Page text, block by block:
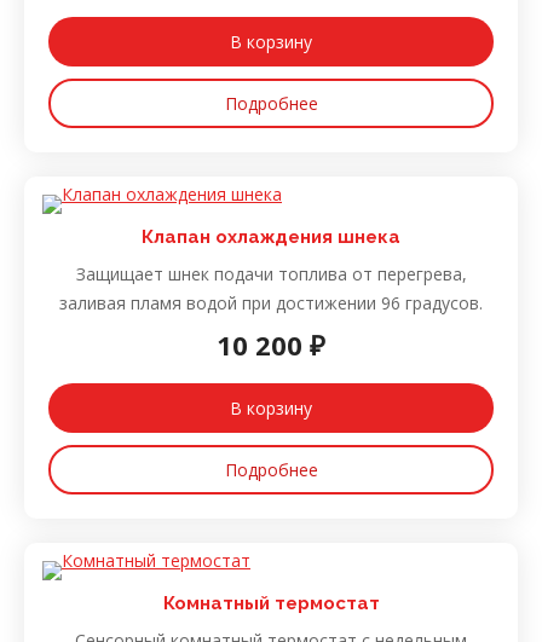
В корзину
Подробнее
Клапан охлаждения шнека
Защищает шнек подачи топлива от перегрева,
заливая пламя водой при достижении 96 градусов.
10 200 ₽
В корзину
Подробнее
Комнатный термостат